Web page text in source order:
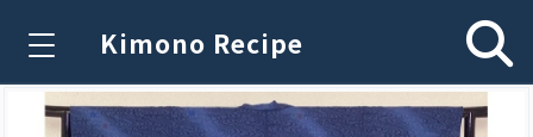
Kimono Recipe